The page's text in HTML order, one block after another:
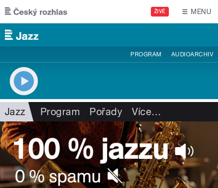
Přejít k hlavnímu obsahu
ŽIVĚ MENU
PROGRAM AUDIOARCHIV
Jazz Program Pořady Více…